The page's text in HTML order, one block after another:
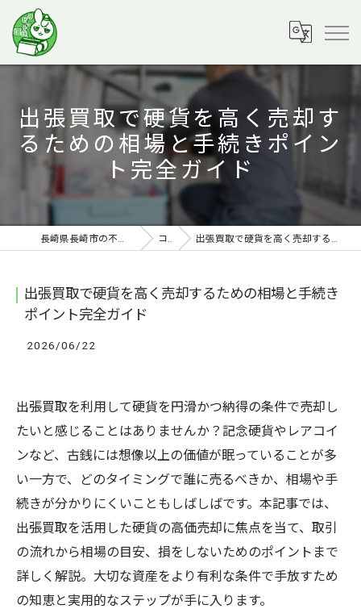
出張買取で硬貨を高く売却す
るための相場と手続きポイン
ト完全ガイド
長崎県長崎市の不用品回収ならラビット運送 コラム 出張買取で硬貨を高く売却するための相場と手続きポイント完全ガイド
出張買取で硬貨を高く売却するための相場と手続き
ポイント完全ガイド
2026/06/22
出張買取を利用して硬貨を円滑かつ納得の条件で売却し
たいと感じることはありませんか？記念硬貨やレアコイ
ンなど、古銭には想像以上の価値が眠っていることが多
い一方で、どのタイミングで誰に売るべきか、相場や手
続きが分かりにくいこともしばしばです。本記事では、
出張買取を活用した硬貨の高価売却に焦点を当て、取引
の流れから相場の目安、損をしないためのポイントまで
詳しく解説。大切な資産をより有利な条件で手放すため
の知恵と実用的なステップが手に入ります。